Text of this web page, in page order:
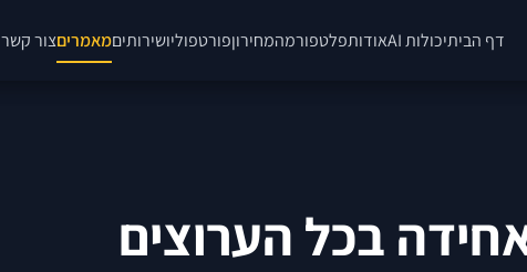
דף הביתיכולות AI אודותפלטפורמהמחירוןפורטפוליושירותיםמאמריםצור קשר
אחידה בכל הערוצים